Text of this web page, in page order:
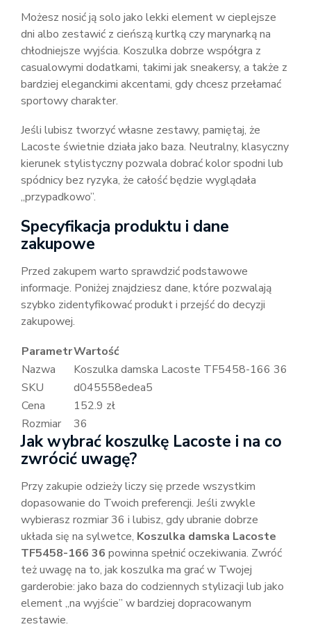
Możesz nosić ją solo jako lekki element w cieplejsze
dni albo zestawić z cieńszą kurtką czy marynarką na
chłodniejsze wyjścia. Koszulka dobrze współgra z
casualowymi dodatkami, takimi jak sneakersy, a także z
bardziej eleganckimi akcentami, gdy chcesz przełamać
sportowy charakter.
Jeśli lubisz tworzyć własne zestawy, pamiętaj, że
Lacoste świetnie działa jako baza. Neutralny, klasyczny
kierunek stylistyczny pozwala dobrać kolor spodni lub
spódnicy bez ryzyka, że całość będzie wyglądała
„przypadkowo”.
Specyfikacja produktu i dane
zakupowe
Przed zakupem warto sprawdzić podstawowe
informacje. Poniżej znajdziesz dane, które pozwalają
szybko zidentyfikować produkt i przejść do decyzji
zakupowej.
ParametrWartość
Nazwa
Koszulka damska Lacoste TF5458-166 36
SKU
d045558edea5
Cena
152.9 zł
Rozmiar
36
Jak wybrać koszulkę Lacoste i na co
zwrócić uwagę?
Przy zakupie odzieży liczy się przede wszystkim
dopasowanie do Twoich preferencji. Jeśli zwykle
wybierasz rozmiar 36 i lubisz, gdy ubranie dobrze
układa się na sylwetce, Koszulka damska Lacoste
TF5458-166 36 powinna spełnić oczekiwania. Zwróć
też uwagę na to, jak koszulka ma grać w Twojej
garderobie: jako baza do codziennych stylizacji lub jako
element „na wyjście” w bardziej dopracowanym
zestawie.